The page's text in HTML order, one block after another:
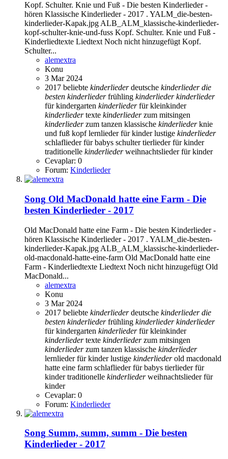
Kopf. Schulter. Knie und Fuß - Die besten Kinderlieder -
hören Klassische Kinderlieder - 2017 . YALM_die-besten-
kinderlieder-Kapak.jpg ALB_ALM_klassische-kinderlieder-
kopf-schulter-knie-und-fuss Kopf. Schulter. Knie und Fuß -
Kinderliedtexte Liedtext Noch nicht hinzugefügt Kopf.
Schulter...
alemextra
Konu
3 Mar 2024
2017 beliebte kinderlieder deutsche kinderlieder die
besten kinderlieder frühling kinderlieder kinderlieder
für kindergarten kinderliederfür kleinkinder
kinderliedertexte kinderliederzum mitsingen
kinderliederzum tanzen klassische kinderlieder knie
und fuß kopflernlieder für kinderlustige kinderlieder
schlaflieder für babys schultertierlieder für kinder
traditionelle kinderlieder weihnachtslieder für kinder
Cevaplar: 0
Forum: Kinderlieder
Song Old MacDonald hatte eine Farm - Die
besten Kinderlieder - 2017
Old MacDonald hatte eine Farm - Die besten Kinderlieder -
hören Klassische Kinderlieder - 2017 . YALM_die-besten-
kinderlieder-Kapak.jpg ALB_ALM_klassische-kinderlieder-
old-macdonald-hatte-eine-farm Old MacDonald hatte eine
Farm - Kinderliedtexte Liedtext Noch nicht hinzugefügt Old
MacDonald...
alemextra
Konu
3 Mar 2024
2017 beliebte kinderlieder deutsche kinderlieder die
besten kinderlieder frühling kinderlieder kinderlieder
für kindergarten kinderliederfür kleinkinder
kinderliedertexte kinderliederzum mitsingen
kinderliederzum tanzen klassische kinderlieder
lernlieder für kinderlustige kinderlieder old macdonald
hatte eine farm schlaflieder für babys tierlieder für
kindertraditionelle kinderlieder weihnachtslieder für
kinder
Cevaplar: 0
Forum: Kinderlieder
Song Summ, summ, summ - Die besten
Kinderlieder - 2017